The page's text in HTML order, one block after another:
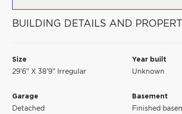
BUILDING DETAILS AND
Size
29'6" X 38'9" Irregular
Year built
Unknown
Garage
Detached
Basement
Finished